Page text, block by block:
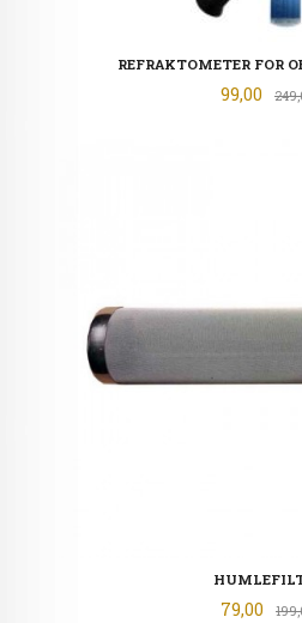
REFRAKTOMETER FOR
Tilbud
99,00
Tilbud
79,00